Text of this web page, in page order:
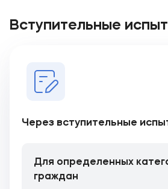
Вступительные
Через вступительные
Для определенных
граждан